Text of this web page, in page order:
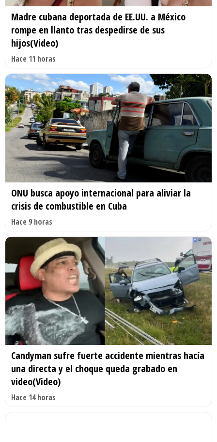
Madre cubana deportada de EE.UU. a México
rompe en llanto tras despedirse de sus
hijos(Video)
Hace 11 horas
ONU busca apoyo internacional para aliviar la
crisis de combustible en Cuba
Hace 9 horas
Candyman sufre fuerte accidente mientras hacía
una directa y el choque queda grabado en
video(Video)
Hace 14 horas